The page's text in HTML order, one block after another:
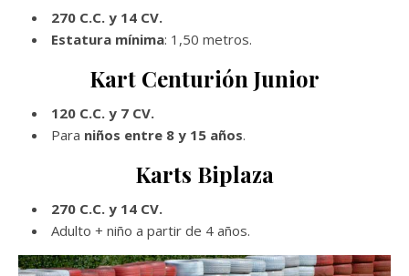
270 C.C. y 14 CV.
Estatura mínima: 1,50 metros.
Kart Centurión Junior
120 C.C. y 7 CV.
Para niños entre 8 y 15 años.
Karts Biplaza
270 C.C. y 14 CV.
Adulto + niño a partir de 4 años.